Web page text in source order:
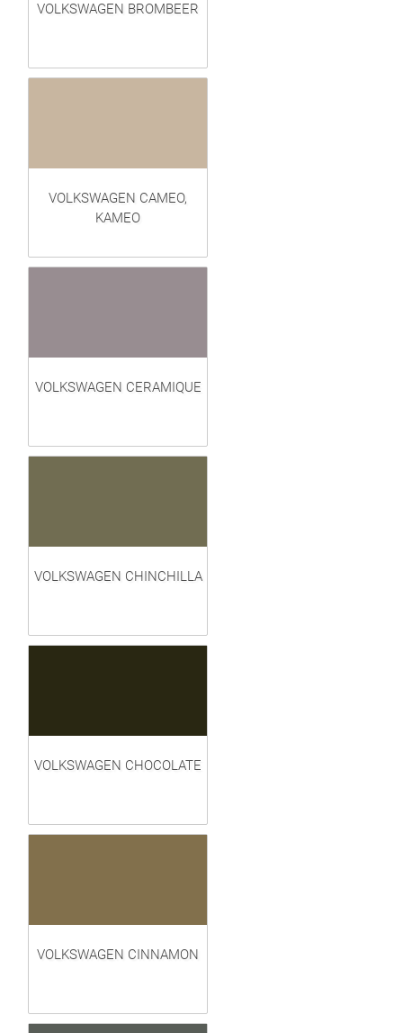
VOLKSWAGEN BROMBEER
VOLKSWAGEN CAMEO,
KAMEO
VOLKSWAGEN CERAMIQUE
VOLKSWAGEN CHINCHILLA
VOLKSWAGEN CHOCOLATE
VOLKSWAGEN CINNAMON